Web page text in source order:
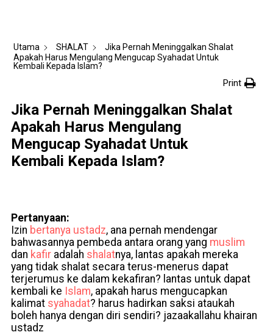
Utama SHALAT
Jika Pernah Meninggalkan Shalat
Apakah Harus Mengulang Mengucap Syahadat Untuk
Kembali Kepada Islam?
Print
Jika Pernah Meninggalkan Shalat
Apakah Harus Mengulang
Mengucap Syahadat Untuk
Kembali Kepada Islam?
Pertanyaan:
Izin bertanya ustadz, ana pernah mendengar
bahwasannya pembeda antara orang yang muslim
dan kafiradalah shalatnya, lantas apakah mereka
yang tidak shalat secara terus-menerus dapat
terjerumus ke dalam kekafiran? lantas untuk dapat
kembali ke Islam, apakah harus mengucapkan
kalimat syahadat? harus hadirkan saksi ataukah
boleh hanya dengan diri sendiri? jazaakallahu khairan
ustadz